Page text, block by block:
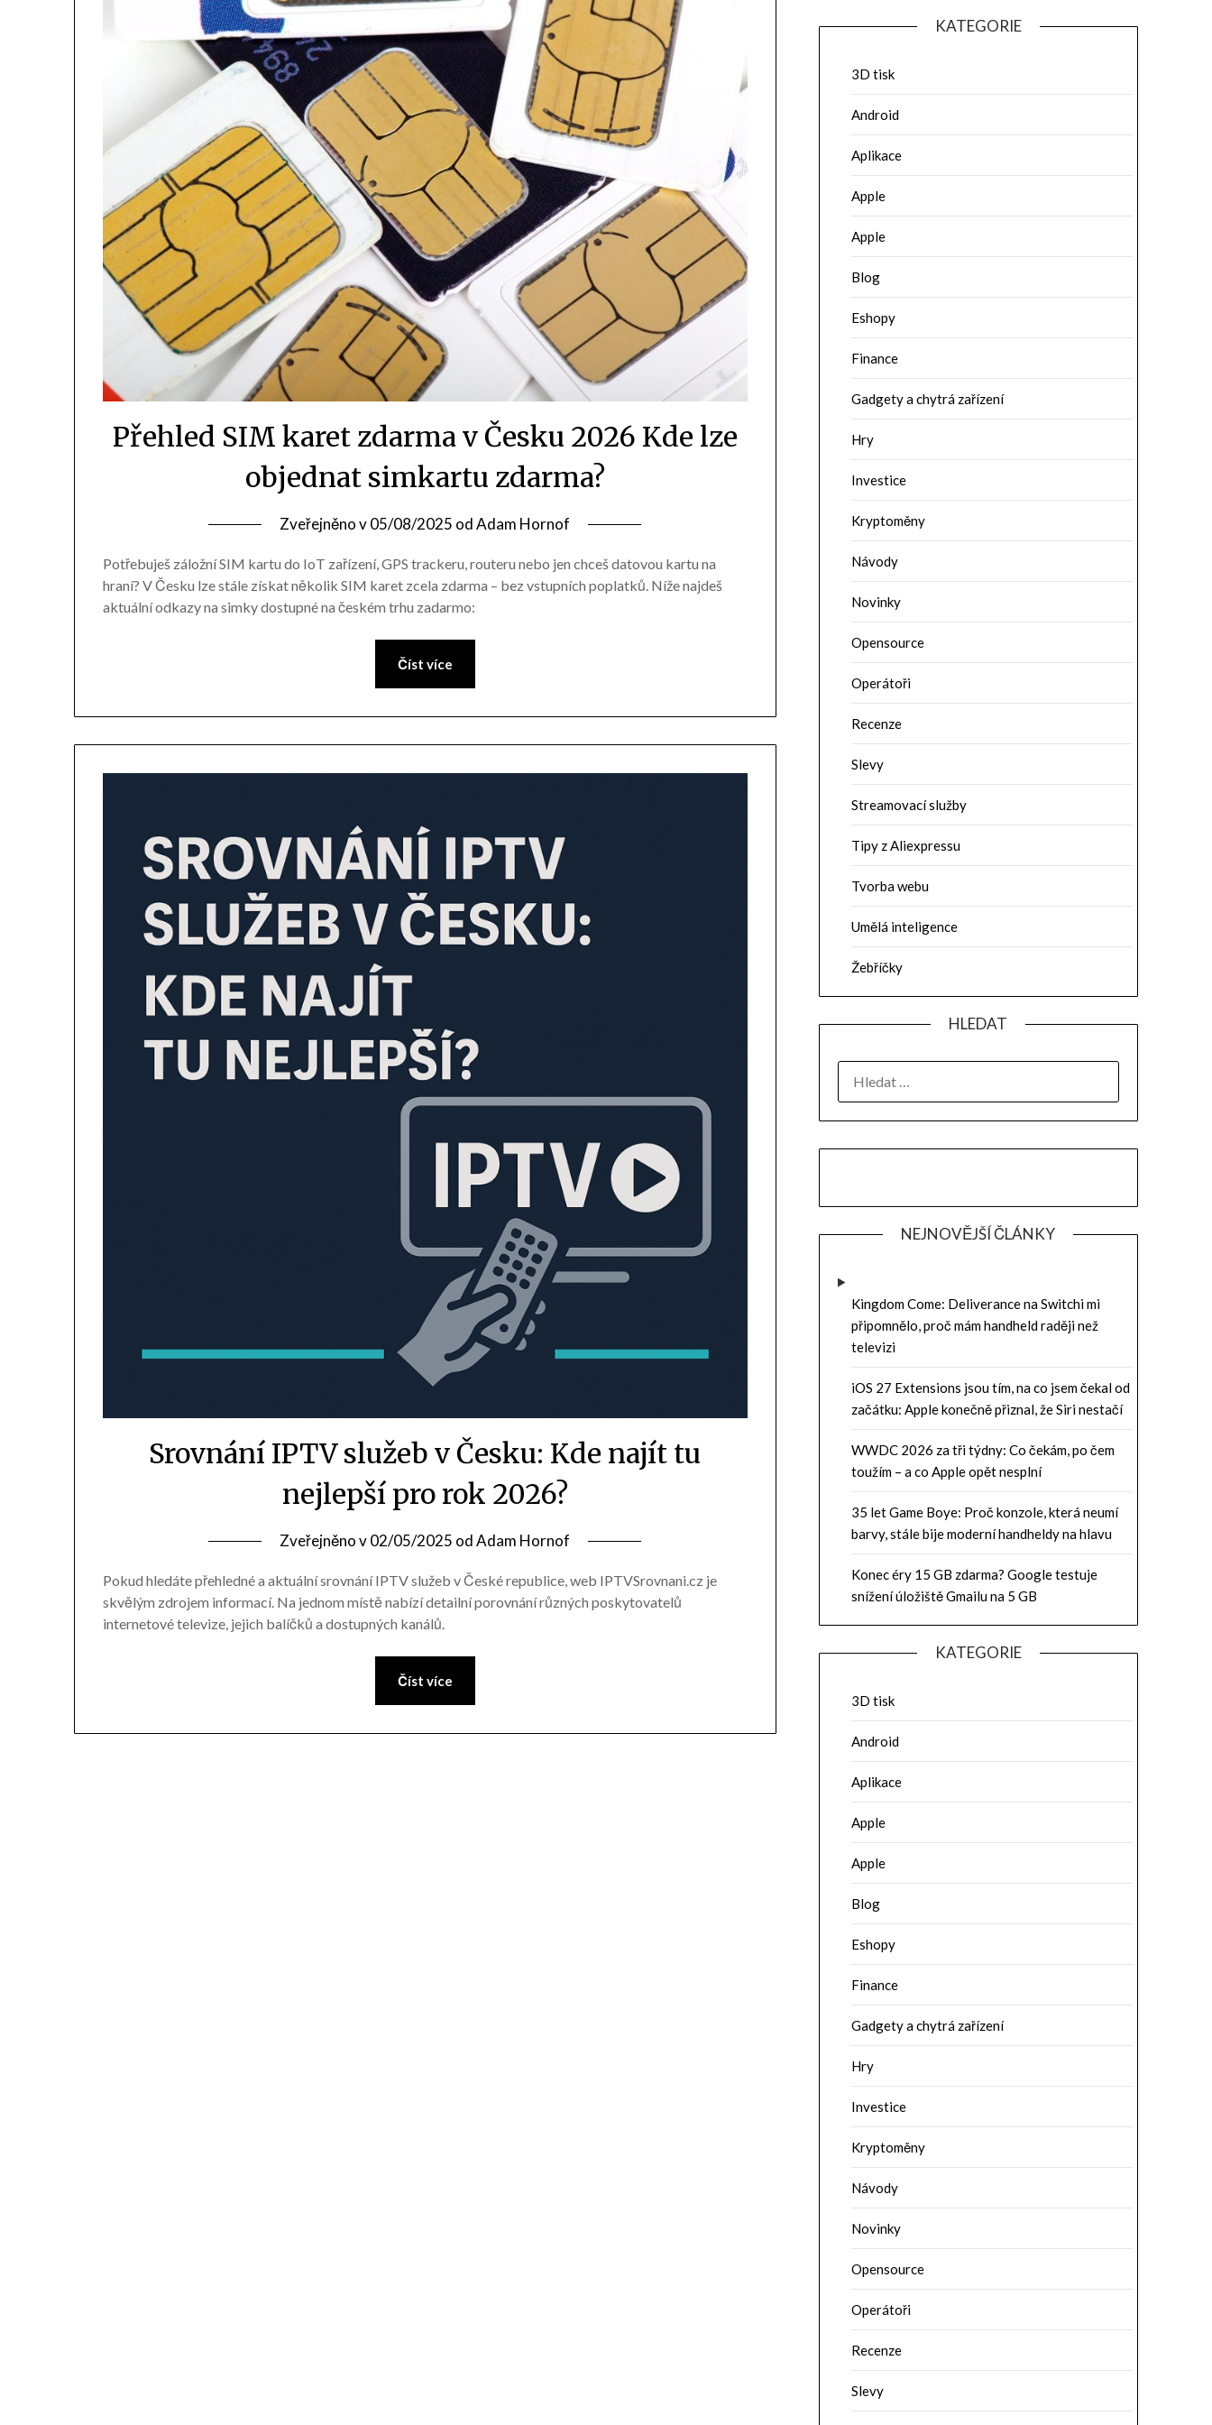
Přehled SIM karet zdarma v Česku 2026 Kde lze
objednat simkartu zdarma?
Zveřejněno v05/08/2025 odAdam Hornof
Potřebuješ záložní SIM kartu do IoT zařízení, GPS trackeru, routeru nebo jen chceš datovou kartu na
hraní? V Česku lze stále získat několik SIM karet zcela zdarma – bez vstupních poplatků. Níže najdeš
aktuální odkazy na simky dostupné na českém trhu zadarmo:
Číst více
Srovnání IPTV služeb v Česku: Kde najít tu
nejlepší pro rok 2026?
Zveřejněno v02/05/2025 odAdam Hornof
Pokud hledáte přehledné a aktuální srovnání IPTV služeb v České republice, web IPTVSrovnani.cz je
skvělým zdrojem informací. Na jednom místě nabízí detailní porovnání různých poskytovatelů
internetové televize, jejich balíčků a dostupných kanálů.
Číst více
KATEGORIE
3D tisk
Android
Aplikace
Apple
Apple
Blog
Eshopy
Finance
Gadgety a chytrá zařízení
Hry
Investice
Kryptoměny
Návody
Novinky
Opensource
Operátoři
Recenze
Slevy
Streamovací služby
Tipy z Aliexpressu
Tvorba webu
Umělá inteligence
Žebříčky
HLEDAT
NEJNOVĚJŠÍ ČLÁNKY
Kingdom Come: Deliverance na Switchi mi
připomnělo, proč mám handheld raději než
televizi
iOS 27 Extensions jsou tím, na co jsem čekal od
začátku: Apple konečně přiznal, že Siri nestačí
WWDC 2026 za tři týdny: Co čekám, po čem
toužím – a co Apple opět nesplní
35 let Game Boye: Proč konzole, která neumí
barvy, stále bije moderní handheldy na hlavu
Konec éry 15 GB zdarma? Google testuje
snížení úložiště Gmailu na 5 GB
KATEGORIE
3D tisk
Android
Aplikace
Apple
Apple
Blog
Eshopy
Finance
Gadgety a chytrá zařízení
Hry
Investice
Kryptoměny
Návody
Novinky
Opensource
Operátoři
Recenze
Slevy